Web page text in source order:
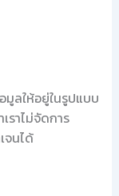
มูลให้อยู่ในรูปแบบ
ราไม่จัดการ
จนได้